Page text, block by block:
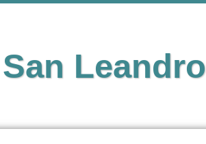
Leandro